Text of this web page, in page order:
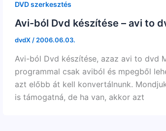
DVD szerkesztés
Avi-ból Dvd készítése – avi to
dvdX / 2006.06.03.
Avi-ból Dvd készítése, azaz avi to dvd
programmal csak aviból és mpegből
azt előbb át kell konvertálnunk.
is támogatná, de ha van, akkor azt